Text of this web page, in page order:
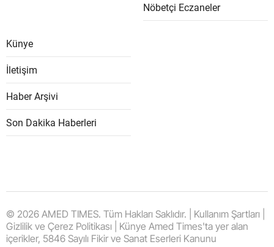
Nöbetçi Eczaneler
Künye
İletişim
Haber Arşivi
Son Dakika Haberleri
© 2026 AMED TIMES. Tüm Hakları Saklıdır. | Kullanım Şartları |
Gizlilik ve Çerez Politikası | Künye Amed Times'ta yer alan
içerikler, 5846 Sayılı Fikir ve Sanat Eserleri Kanunu